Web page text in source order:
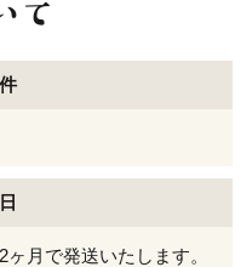
月で発送いたします。